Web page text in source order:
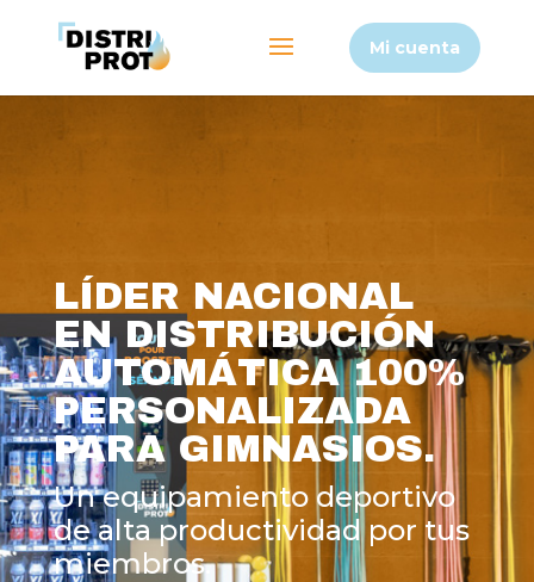
Mi cuenta
LÍDER NACIONAL
EN DISTRIBUCIÓN
AUTOMÁTICA 100%
PERSONALIZADA
PARA GIMNASIOS.
Un equipamiento deportivo
de alta productividad por tus
miembros.